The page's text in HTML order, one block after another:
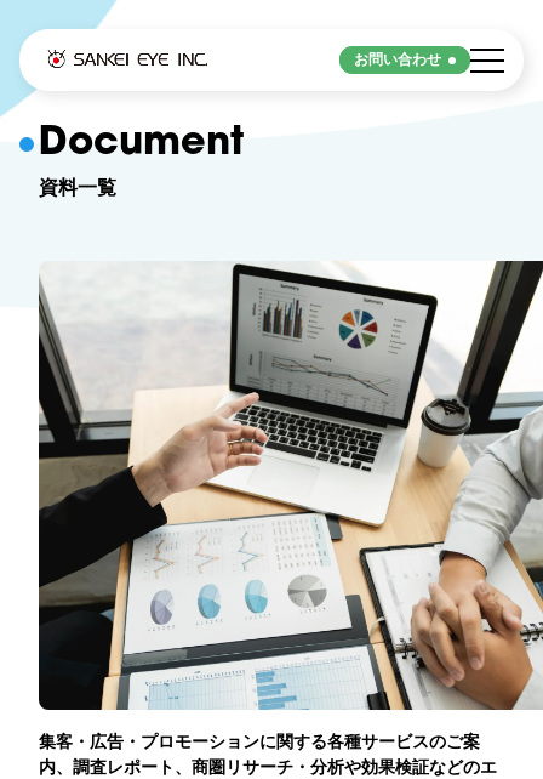
お問い合わせ
Strengths
サンケイアイの強み
サンケイアイの強み
Service
サービス
デジタル
eye reach2.0
eye MEO
運用型広告
ジオターゲティング広告
Document
資料一覧
集客・広告・プロモーションに関する各種サービスのご案
内、調査レポート、商圏リサーチ・分析や効果検証などのエ